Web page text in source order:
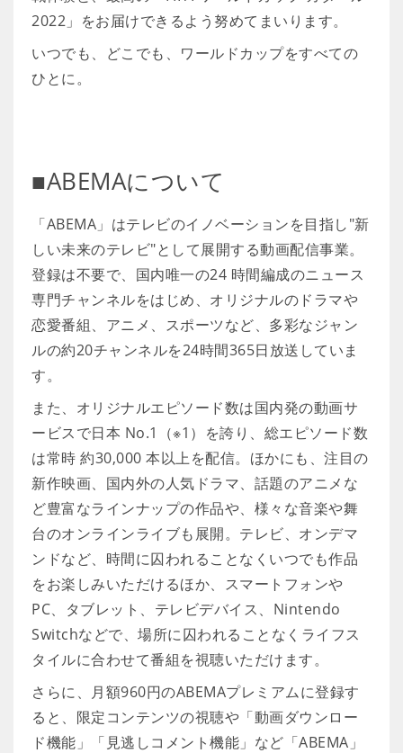
2022」をお届けできるよう努めてまいります。
いつでも、どこでも、ワールドカップをすべての
ひとに。
■ABEMAについて
「ABEMA」はテレビのイノベーションを目指し"新
しい未来のテレビ"として展開する動画配信事業。
登録は不要で、国内唯一の24 時間編成のニュース
専門チャンネルをはじめ、オリジナルのドラマや
恋愛番組、アニメ、スポーツなど、多彩なジャン
ルの約20チャンネルを24時間365日放送していま
す。
また、オリジナルエピソード数は国内発の動画サ
ービスで日本 No.1（※1）を誇り、総エピソード数
は常時 約30,000 本以上を配信。ほかにも、注目の
新作映画、国内外の人気ドラマ、話題のアニメな
ど豊富なラインナップの作品や、様々な音楽や舞
台のオンラインライブも展開。テレビ、オンデマ
ンドなど、時間に囚われることなくいつでも作品
をお楽しみいただけるほか、スマートフォンや
PC、タブレット、テレビデバイス、Nintendo
Switchなどで、場所に囚われることなくライフス
タイルに合わせて番組を視聴いただけます。
さらに、月額960円のABEMAプレミアムに登録す
ると、限定コンテンツの視聴や「動画ダウンロー
ド機能」「見逃しコメント機能」など「ABEMA」